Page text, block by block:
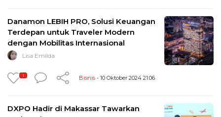
Danamon LEBIH PRO, Solusi Keuangan
Terdepan untuk Traveler Modern
dengan Mobilitas Internasional
Lisa Emilda
1 Bisnis - 10 Oktober 2024 21:06
DXPO Hadir di Makassar Tawarkan